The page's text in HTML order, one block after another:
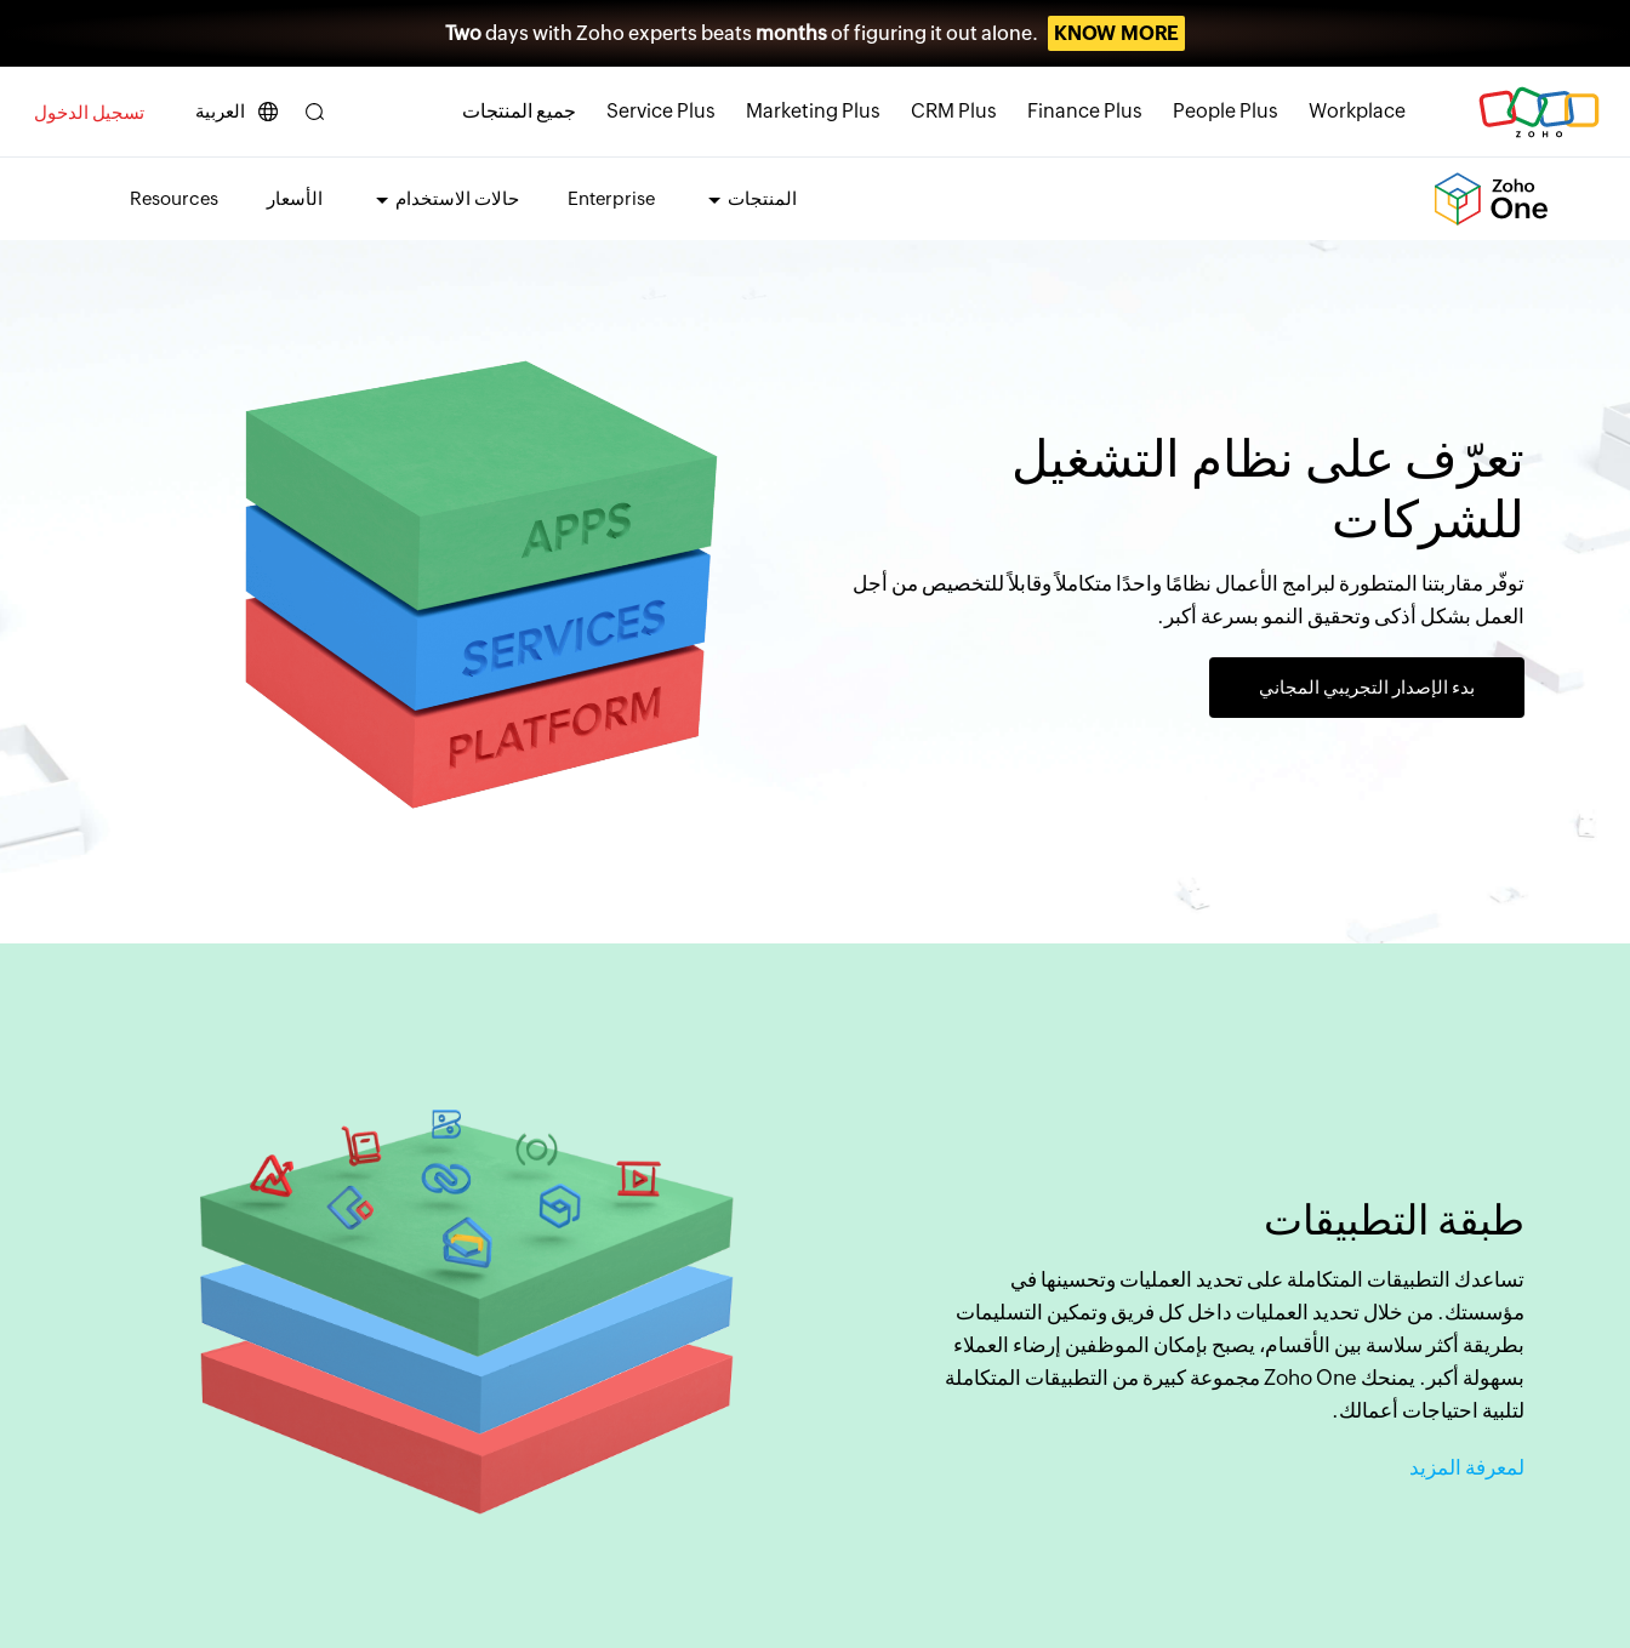
Twodays with Zoho experts beats monthsof figuring it out alone. KNOW MORE
Workplace
People Plus
Finance Plus
CRM Plus
Marketing Plus
Service Plus جميع المنتجات العربية تسجيل الدخول
المنتجات Enterprise حالات الاستخدام الأسعار Resources
تعرّف على نظام التشغيل
للشركات
توفّر مقاربتنا المتطورة لبرامج الأعمال نظامًا واحدًا متكاملاً وقابلاً للتخصيص من أجل
العمل بشكل أذكى وتحقيق النمو بسرعة أكبر.
بدء الإصدار التجريبي المجاني
طبقة التطبيقات
تساعدك التطبيقات المتكاملة على تحديد العمليات وتحسينها في
مؤسستك. من خلال تحديد العمليات داخل كل فريق وتمكين التسليمات
بطريقة أكثر سلاسة بين الأقسام، يصبح بإمكان الموظفين إرضاء العملاء
بسهولة أكبر. يمنحك Zoho One مجموعة كبيرة من التطبيقات المتكاملة
لتلبية احتياجات أعمالك.
لمعرفة المزيد